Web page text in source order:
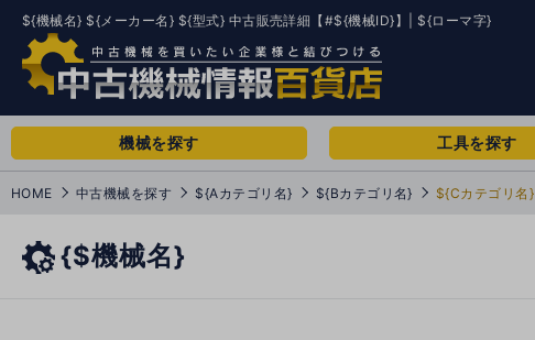
${機械名} ${メーカー名} ${型式} 中古販売詳細【#${機械ID}】| ${ローマ字}
機械を探す 工具を探す
HOME 中古機械を探す ${Aカテゴリ名} ${Bカテゴリ名} ${Cカテゴリ名}
{$機械名}